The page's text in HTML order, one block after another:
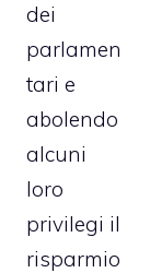
dei
parlamen
tari e
abolendo
alcuni
loro
privilegi il
risparmio